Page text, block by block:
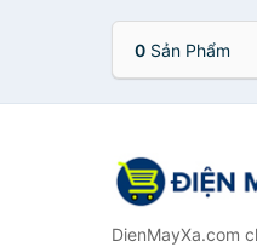
0 Sản Phẩm
DienMayXa.com